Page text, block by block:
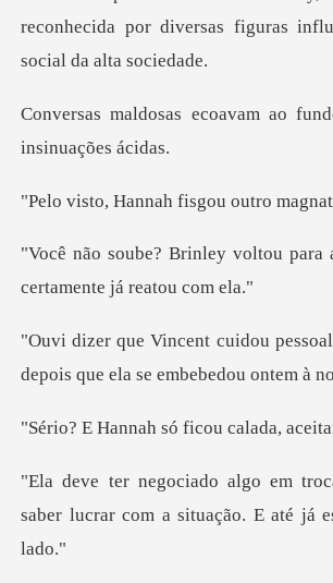
r
vam ao
annah fisgou o
tou para
c
depois qu
só ficou calada
saber lucrar com a sit